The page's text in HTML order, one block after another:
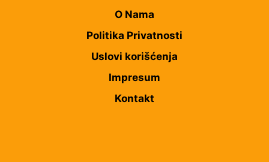
O Nama
Politika Privatnosti
Uslovi korišćenja
Impresum
Kontakt